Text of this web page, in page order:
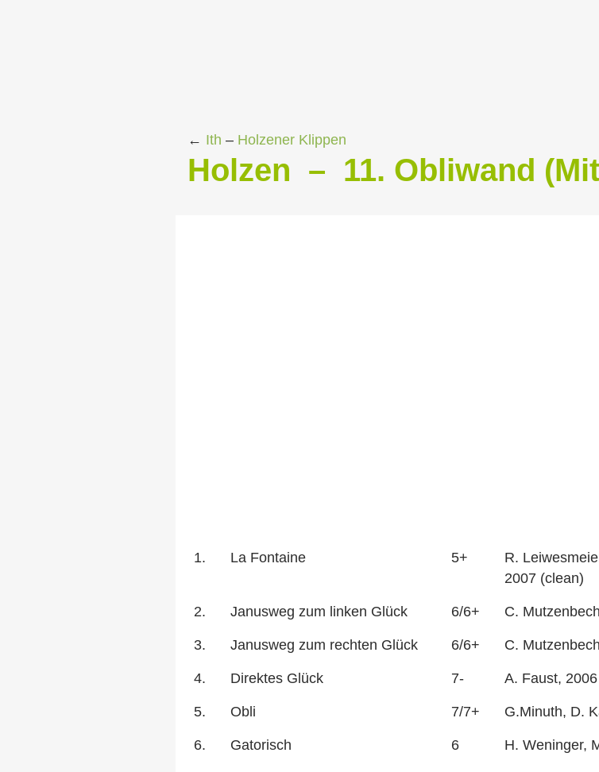
← Ith – Holzener Klippen
Holzen – 11. Obliwand
1. La Fontaine 5+
R.
2007 (clean)
2. Janusweg zum linken Glück 6/6+ C.
3. Janusweg zum rechten Glück 6/6+ C.
4. Direktes Glück 7- A. Faust, 2006
5. Obli 7/7+ G.Minuth, D.
6. Gatorisch 6 H. Weninger,